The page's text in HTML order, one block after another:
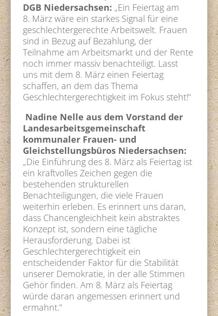
DGB Niedersachsen: „Ein Feiertag am
8. März wäre ein starkes Signal für eine
geschlechtergerechte Arbeitswelt. Frauen
sind in Bezug auf Bezahlung, der
Teilnahme am Arbeitsmarkt und der Rente
noch immer massiv benachteiligt. Lasst
uns mit dem 8. März einen Feiertag
schaffen, an dem das Thema
Geschlechtergerechtigkeit im Fokus steht!“
Nadine Nelle aus dem Vorstand der
Landesarbeitsgemeinschaft
kommunaler Frauen- und
Gleichstellungsbüros Niedersachsen:
„Die Einführung des 8. März als Feiertag ist
ein kraftvolles Zeichen gegen die
bestehenden strukturellen
Benachteiligungen, die viele Frauen
weiterhin erleben. Es erinnert uns daran,
dass Chancengleichheit kein abstraktes
Konzept ist, sondern eine tägliche
Herausforderung. Dabei ist
Geschlechtergerechtigkeit ein
entscheidender Faktor für die Stabilität
unserer Demokratie, in der alle Stimmen
Gehör finden. Am 8. März als Feiertag
würde daran angemessen erinnert und
ermahnt.“